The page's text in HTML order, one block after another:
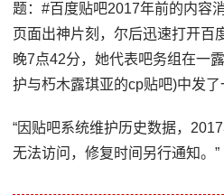
题：#百度贴吧2017年前的内容
页面出神片刻，尔后迅速打开百
晚7点42分，她代表吧务组在一
护与朽木露琪亚的cp贴吧)中发了
“因贴吧系统维护历史数据，
无法访问，修复时间另行通知。”